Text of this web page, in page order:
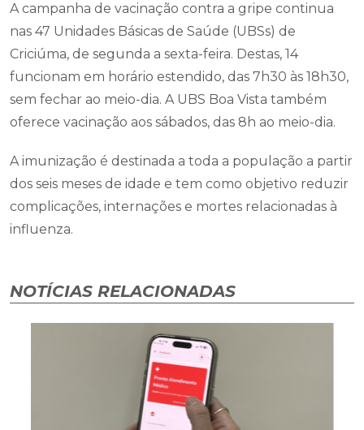
A campanha de vacinação contra a gripe continua
nas 47 Unidades Básicas de Saúde (UBSs) de
Criciúma, de segunda a sexta-feira. Destas, 14
funcionam em horário estendido, das 7h30 às 18h30,
sem fechar ao meio-dia. A UBS Boa Vista também
oferece vacinação aos sábados, das 8h ao meio-dia.
A imunização é destinada a toda a população a partir
dos seis meses de idade e tem como objetivo reduzir
complicações, internações e mortes relacionadas à
influenza.
NOTÍCIAS RELACIONADAS